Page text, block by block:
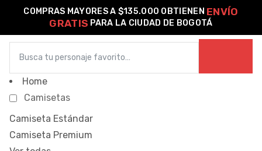
COMPRAS MAYORES A $135.000 OBTIENEN ENVÍO
GRATIS PARA LA CIUDAD DE BOGOTÁ
Home
Camisetas
Camiseta Estándar
Camiseta Premium